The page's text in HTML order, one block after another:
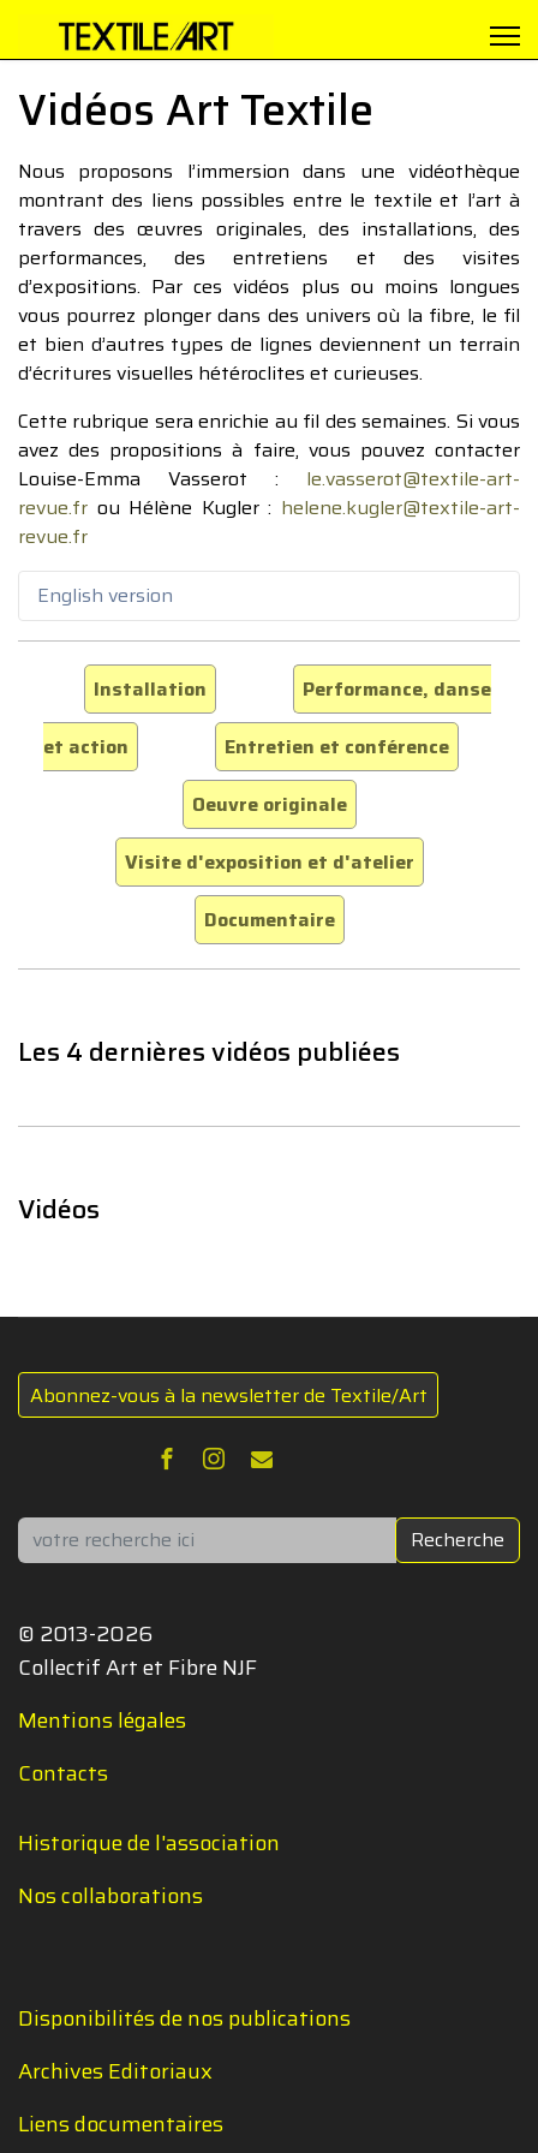
Vidéos Art Textile
Nous proposons l’immersion dans une vidéothèque
montrant des liens possibles entre le textile et l’art à
travers des œuvres originales, des installations, des
performances, des entretiens et des visites
d’expositions. Par ces vidéos plus ou moins longues
vous pourrez plonger dans des univers où la fibre, le fil
et bien d’autres types de lignes deviennent un terrain
d’écritures visuelles hétéroclites et curieuses.
Cette rubrique sera enrichie au fil des semaines. Si vous
avez des propositions à faire, vous pouvez contacter
Louise-Emma Vasserot : le.vasserot@textile-art-
revue.fr ou Hélène Kugler : helene.kugler@textile-art-
revue.fr
English version
Installation
Performance, danse
et action
Entretien et conférence
Oeuvre originale
Visite d'exposition et d'atelier
Documentaire
Les 4 dernières vidéos publiées
Vidéos
Abonnez-vous à la newsletter de Textile/Art
Rechercher Recherche
© 2013-2026
Collectif Art et Fibre NJF
Mentions légales
Contacts
Historique de l'association
Nos collaborations
Disponibilités de nos publications
Archives Editoriaux
Liens documentaires